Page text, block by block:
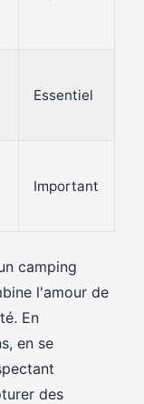
Essentiel
Important
camping
l'amour de
En
en se
des